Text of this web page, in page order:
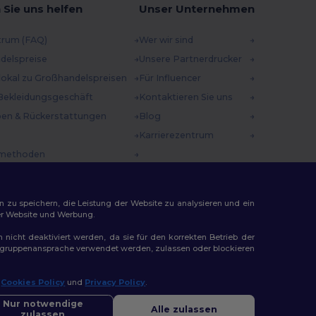
Sie uns helfen
(FAQ)
zu Großhandelspreisen
& Rückerstattungen
Unser Unternehmen
Wer wir sind
Unsere Partnerdrucker
Für Influencer
Kontaktieren Sie uns
Blog
Karrierezentrum
zu speichern, die Leistung der Website zu analysieren und ein
Website und Werbung.
nicht deaktiviert werden, da sie für den korrekten Betrieb der
verwendet werden, zulassen oder blockieren
Cookies Policy und Privacy Policy.
Nur notwendige
Alle zulassen
Sie Fragen oder Bedenken haben, können Sie uns jederzeit
Unser Chatbot ist hier, um Ihnen zu helfen.